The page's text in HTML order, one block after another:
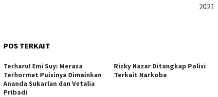
2021
POS TERKAIT
Terharu! Emi Suy: Merasa
Terhormat Puisinya Dimainkan
Ananda Sukarlan dan Vetalia
Pribadi
Rizky Nazar Ditangkap Polisi
Terkait Narkoba